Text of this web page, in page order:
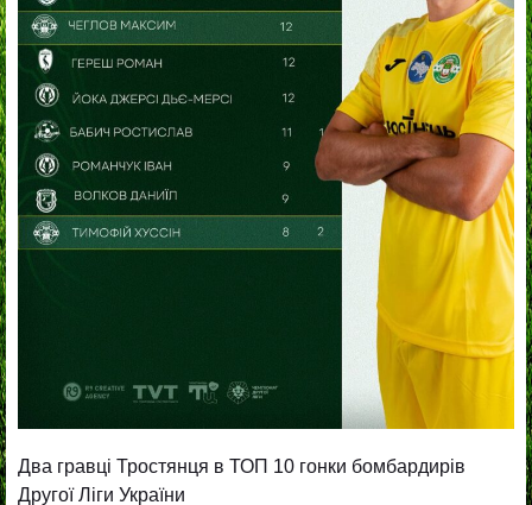
Два гравці Тростянця в ТОП 10 гонки бомбардирів
Другої Ліги України